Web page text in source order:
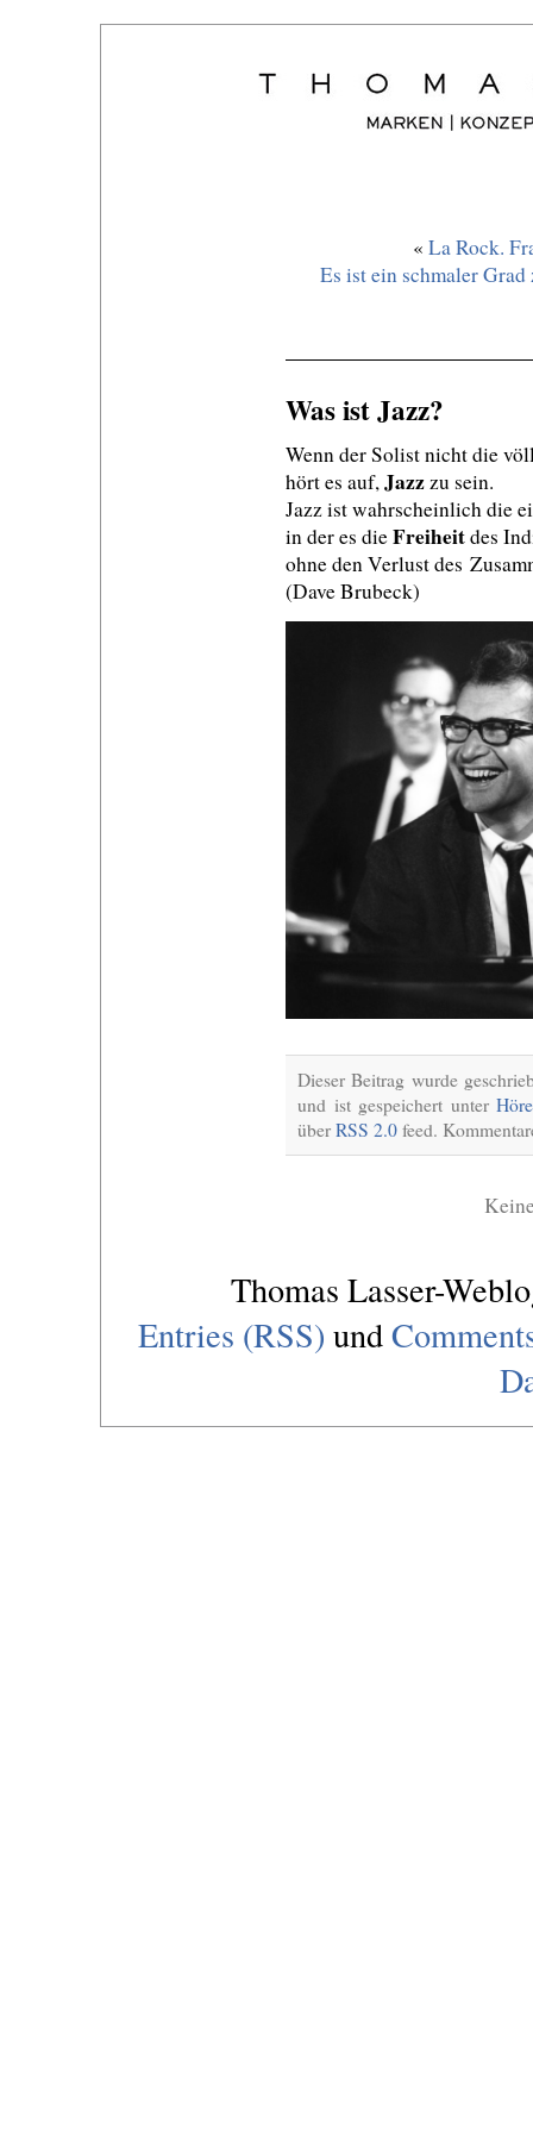
« La Rock.
Es ist ein schmaler
Was ist Jazz?
Wenn der Solist nicht die
hört es auf,Jazzzu sein.
Jazz ist wahrscheinlich die
in der es dieFreiheitdes
ohne den Verlust des
(Dave Brubeck)
Dieser Beitrag wurde
und ist gespeichert unter
über RSS 2.0 feed.
Thomas Lasser-
Entries (RSS) und